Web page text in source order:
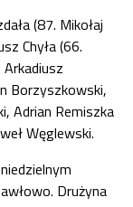
(87. Mikołaj
Chyła (66.
Borzyszkowski,
Adrian Remiszka
Węglewski.
Drużyna